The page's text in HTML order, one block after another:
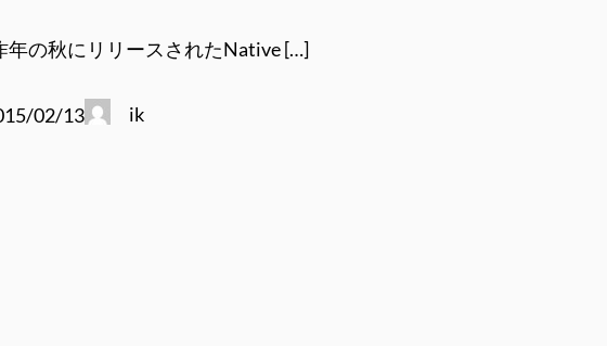
年の秋にリリースされたNative […]
02/13 ik